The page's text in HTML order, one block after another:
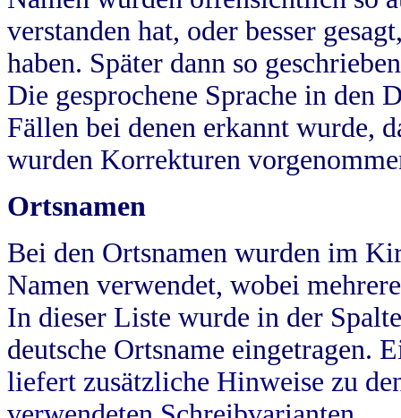
verstanden hat, oder besser
haben. Später dann so
Die gesprochene Sprache in
Fällen bei denen erkannt wurde,
wurden Korrekturen
Ortsnamen
Bei den Ortsnamen wurden im
Namen verwendet, wobei
In dieser Liste wurde in der
deutsche Ortsname eingetragen.
liefert zusätzliche Hinweise zu